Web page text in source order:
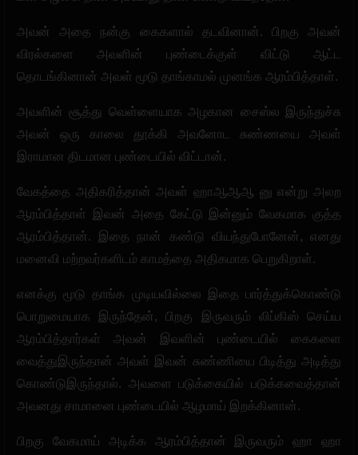
அவன் அதை நன்கு கைகளால் தடவினான். பிறகு அவன்
விரல்களை அவளின் புண்டைக்குள் விட்டு ஆட்ட
தொடங்கினான் அவள் மூடு தாங்காமல் முனங்க ஆரம்பித்தாள்.
அவளின் சூத்து வெள்ளையாக அழகான சைஸ்ல இருந்துச்சு
அவன் ஒரு காலை தூக்கி அவனோட சுண்ணயை அவள்
இராமான திடமான புண்டையில் விட்டான்.
வேகத்தை அதிகரித்தான் அவள் ஹாஆஆஆ னு என்று அலற
ஆரம்பித்தாள் இவன் அதை கேட்டு இன்னும் வேகமாக குத்த
ஆரம்பித்தான். இதை நான் கண்டு வியந்துபோனேன், எனது
மனைவி மற்றவர்களிடம் காமத்தை அதிகமாக பெறுகிறாள்.
எனக்கு மூடு தாங்க முடியவில்லை இதை பார்த்துக்கொண்டு
பொறுமையாக இருந்தேன், பிறகு இருவரும் லிப்கிஸ் செய்ய
ஆரம்பித்தார்கள் அவன் இவளின் புண்டையில் கைகளை
வைத்துஇருந்தான் அவள் இவன் சுண்ணியை பிடித்து அடித்து
கொண்டுஇருந்தால். அவளை படுக்கையில் படுக்கவைத்தான்
அவனது சாமானை புண்டையில் ஆழமாய் இறக்கினான்.
பிறகு வேகமாய் அடிக்க ஆரம்பித்தான் இருவரும் ஹா ஹா